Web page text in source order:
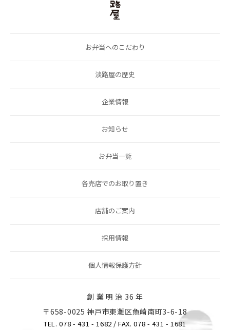
お弁当へのこだわり
淡路屋の歴史
企業情報
お知らせ
お弁当一覧
各売店でのお取り置き
店舗のご案内
採用情報
個人情報保護方針
創 業 明 治 36 年
〒658-0025 神戸市東灘区魚崎南町3-6-18
TEL. 078 - 431 - 1682 / FAX. 078 - 431 - 1681